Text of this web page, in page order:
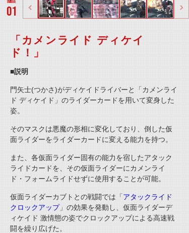
01
「カメンライド ディケイ
ド！」
■説明
門矢士(つかさ)がディケイドライバーと「カメンライ
ド ディケイド」のライダーカードを用いて変身した
姿。
そのマスクは悪魔の形相に変化しており、倒した仮
面ライダーをライダーカードに変える能力を持つ。
また、各仮面ライダー固有の能力を宿したアタック
ライドカードを、その仮面ライダーにカメンライ
ド・フォームライドせずに使用することが可能。
仮面ライダーカブトとの戦闘では「アタックライド
クロックアップ」の効果を発動し、仮面ライダーデ
ィケイド 激情態の姿でクロックアップによる高速戦
闘を繰り広げた。